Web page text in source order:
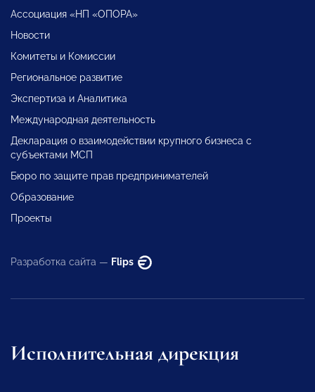
Ассоциация «НП «ОПОРА»
Новости
Комитеты и Комиссии
Региональное развитие
Экспертиза и Аналитика
Международная деятельность
Декларация о взаимодействии крупного бизнеса с
субъектами МСП
Бюро по защите прав предпринимателей
Образование
Проекты
Разработка сайта — Flips
Исполнительная дирекция